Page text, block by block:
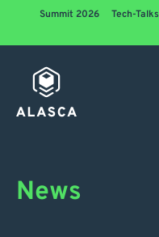
Summit 2026 Tech-Talks
News